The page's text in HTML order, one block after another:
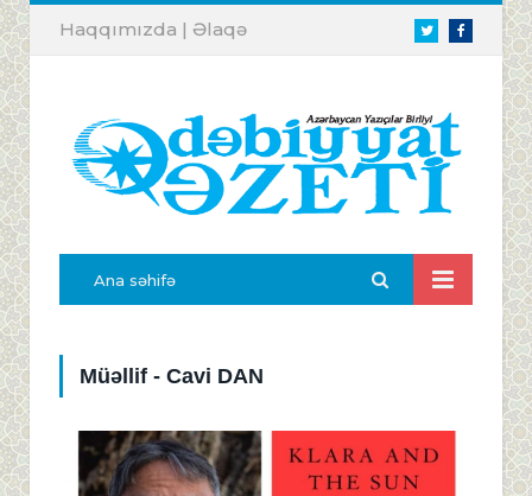
TwitterFacebook
Haqqımızda | Əlaqə
Ana səhifə
Müəllif - Cavi DAN